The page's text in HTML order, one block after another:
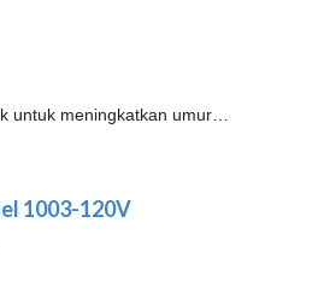
untuk meningkatkan umur…
1003-120V